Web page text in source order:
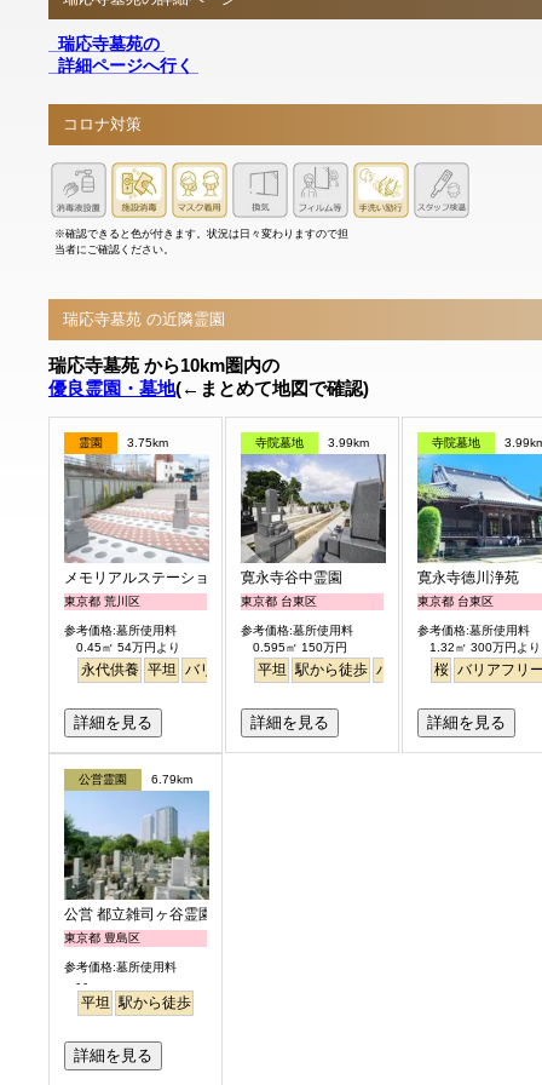
瑞応寺墓苑の
詳細ページへ行く
コロナ対策
※確認できると色が付きます。状況は日々変わりますので担
当者にご確認ください。
瑞応寺墓苑 の近隣霊園
瑞応寺墓苑 から10km圏内の
優良霊園・墓地(←まとめて地図で確認)
霊園 3.75km
メモリアルステーション南千住
東京都 荒川区
参考価格:墓所使用料
0.45㎡ 54万円より
永代供養 平坦 バリアフリー 駅から徒歩
詳細を見る
寺院墓地 3.99km
寛永寺谷中霊園
東京都 台東区
参考価格:墓所使用料
0.595㎡ 150万円
平坦 駅から徒歩 バリアフリー
詳細を見る
寺院墓地
寛永寺德川浄苑
東京都 台東区
参考価格:墓所使用料
1.32㎡ 300万円より
桜 バリアフリー
詳細を見る
公営霊園 6.79km
公営 都立雑司ヶ谷霊園
東京都 豊島区
参考価格:墓所使用料
- -
平坦 駅から徒歩
詳細を見る